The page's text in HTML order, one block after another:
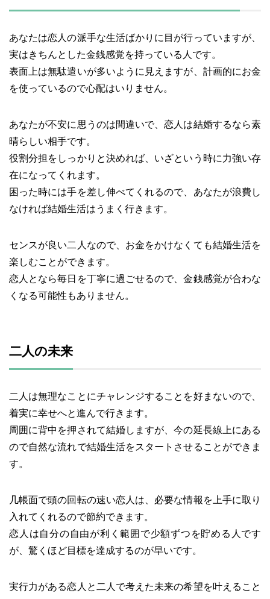
あなたは恋人の派手な生活ばかりに目が行っていますが、
実はきちんとした金銭感覚を持っている人です。
表面上は無駄遣いが多いように見えますが、計画的にお金
を使っているので心配はいりません。
あなたが不安に思うのは間違いで、恋人は結婚するなら素
晴らしい相手です。
役割分担をしっかりと決めれば、いざという時に力強い存
在になってくれます。
困った時には手を差し伸べてくれるので、あなたが浪費し
なければ結婚生活はうまく行きます。
センスが良い二人なので、お金をかけなくても結婚生活を
楽しむことができます。
恋人となら毎日を丁寧に過ごせるので、金銭感覚が合わな
くなる可能性もありません。
二人の未来
二人は無理なことにチャレンジすることを好まないので、
着実に幸せへと進んで行きます。
周囲に背中を押されて結婚しますが、今の延長線上にある
ので自然な流れで結婚生活をスタートさせることができま
す。
几帳面で頭の回転の速い恋人は、必要な情報を上手に取り
入れてくれるので節約できます。
恋人は自分の自由が利く範囲で少額ずつを貯める人です
が、驚くほど目標を達成するのが早いです。
実行力がある恋人と二人で考えた未来の希望を叶えること